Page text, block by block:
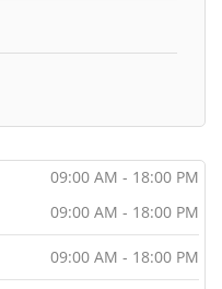
09:00 AM - 18:00 PM
09:00 AM - 18:00 PM
09:00 AM - 18:00 PM